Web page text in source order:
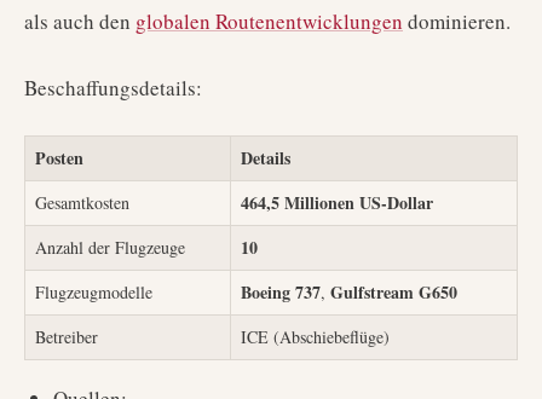
als auch den globalen Routenentwicklungen dominieren.
Beschaffungsdetails:
Posten Details
Gesamtkosten 464,5 Millionen US-Dollar
Anzahl der Flugzeuge 10
Flugzeugmodelle Boeing 737, Gulfstream G650
Betreiber ICE (Abschiebeflüge)